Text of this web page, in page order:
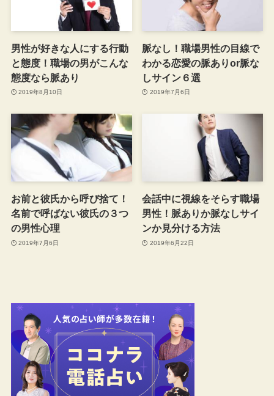
男性が好きな人にする行動
と態度！職場の男がこんな
態度なら脈あり
2019年8月10日
脈なし！職場男性の目線で
わかる恋愛の脈ありor脈な
しサイン６選
2019年7月6日
お前と彼氏から呼び捨て！
名前で呼ばない彼氏の３つ
の男性心理
2019年7月6日
会話中に視線をそらす職場
男性！脈ありか脈なしサイ
ンか見分ける方法
2019年6月22日